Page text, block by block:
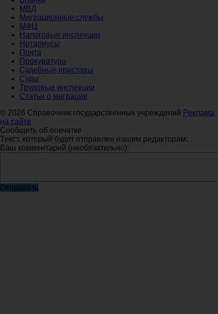
МВД
Миграционные службы
МФЦ
Налоговые инспекции
Нотариусы
Почта
Прокуратура
Судебные приставы
Суды
Трудовые инспекции
Статьи о миграции
© 2026 Справочник государственных учреждений Реклама
на сайте
Сообщить об опечатке
Текст, который будет отправлен нашим редакторам:
Ваш комментарий (необязательно):
Отправить